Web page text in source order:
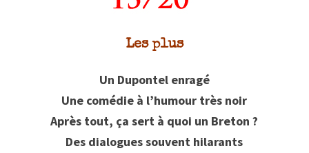
Les plus
Un Dupontel enragé
Une comédie à l’humour très noir
Après tout, ça sert à quoi un Breton ?
Des dialogues souvent hilarants